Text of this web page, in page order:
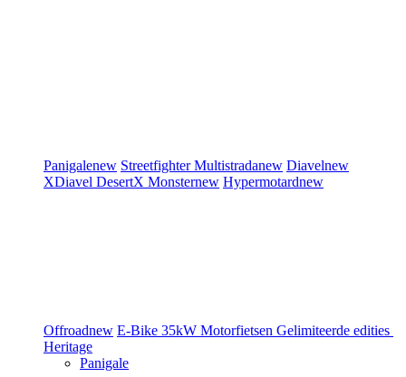
Panigalenew StreetfighterMultistradanew Diavelnew
XDiavel DesertX Monsternew Hypermotardnew
Offroadnew E-Bike 35kW Motorfietsen Gelimiteerde edities
Heritage
Panigale